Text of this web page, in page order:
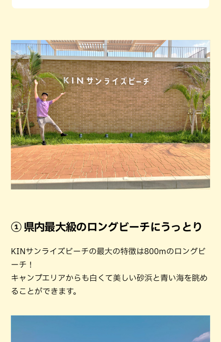
① 県内最大級のロングビーチにうっとり
KINサンライズビーチの最大の特徴は800mのロングビ
ーチ！
キャンプエリアからも白くて美しい砂浜と青い海を眺め
ることができます。